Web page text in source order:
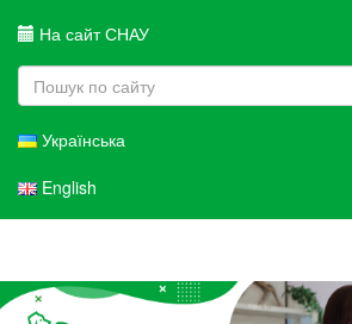
На сайт СНАУ
Українська
English